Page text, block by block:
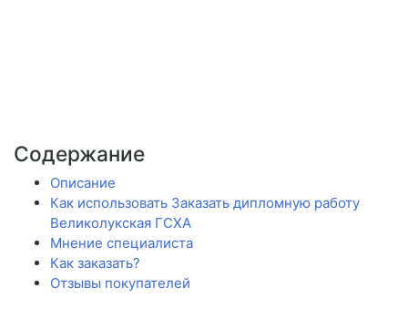
Содержание
Описание
Как использовать Заказать дипломную работу
Великолукская ГСХА
Мнение специалиста
Как заказать?
Отзывы покупателей